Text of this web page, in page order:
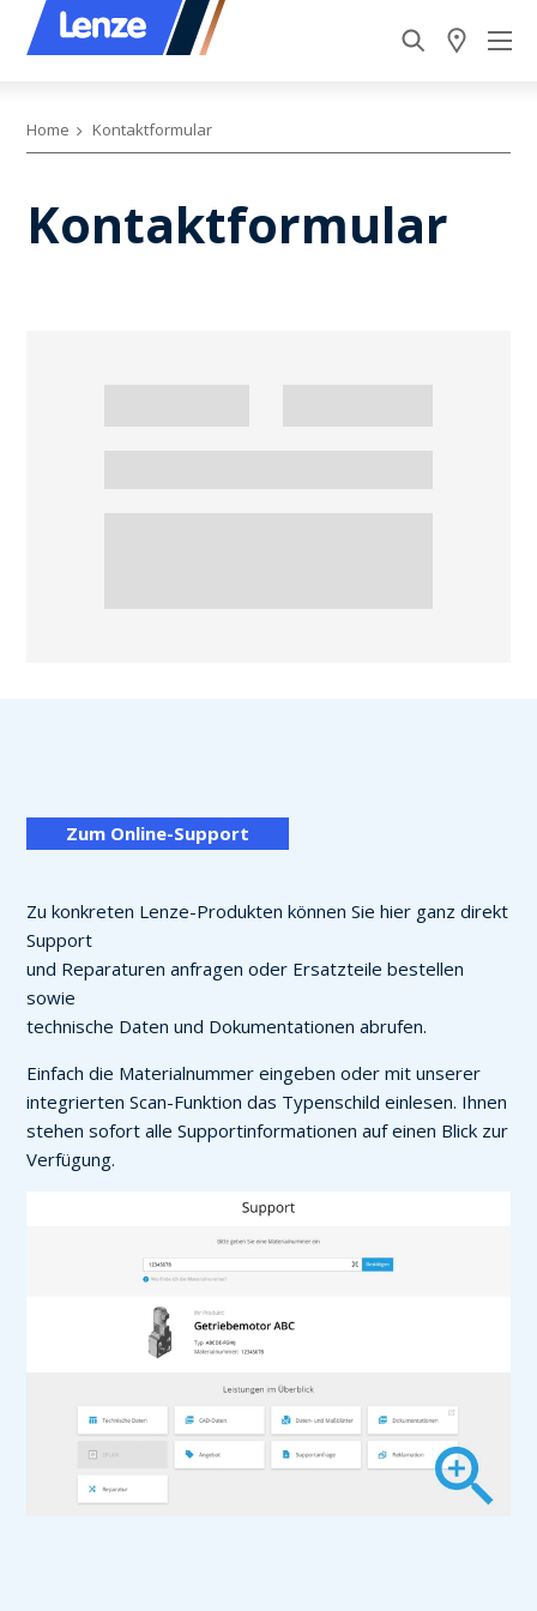
Home Kontaktformular
Kontaktformular
Zum Online-Support
Zu konkreten Lenze-Produkten können Sie hier ganz direkt
Support
und Reparaturen anfragen oder Ersatzteile bestellen
sowie
technische Daten und Dokumentationen abrufen.
Einfach die Materialnummer eingeben oder mit unserer
integrierten Scan-Funktion das Typenschild einlesen. Ihnen
stehen sofort alle Supportinformationen auf einen Blick zur
Verfügung.